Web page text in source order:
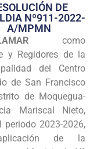
Transparencia
Seguridad
Programas
Intranet
DE
Nº911-2022-
A/MPMN
como
y Regidores de la
del Centro
de San Francisco
de Moquegua-
Mariscal Nieto,
periodo 2023-2026,
de la